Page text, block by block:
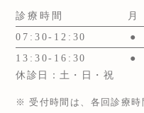
診療時間 月
07:30-12:30
●
13:30-16:30
●
休診日：土・日・祝
※ 受付時間は、各回診療時